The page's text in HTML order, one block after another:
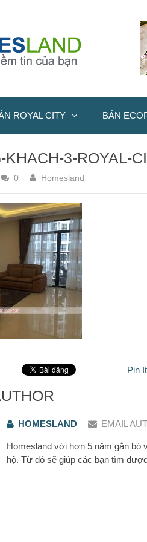
ROYAL CITY BÁN
KHACH-3-ROYAL-
0 Homesland
Pin It
HOMESLAND EMAIL
Homesland với hơn 5 năm gắn
hộ. Từ đó sẽ giúp các bạn tìm